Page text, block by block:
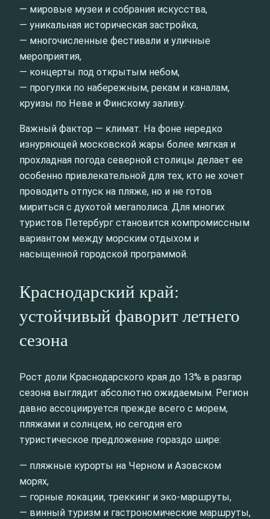
— мировые музеи и собрания искусства,
— уникальная историческая застройка,
— многочисленные фестивали и уличные
мероприятия,
— концерты под открытым небом,
— прогулки по набережным, рекам и каналам,
круизы по Неве и Финскому заливу.
Важный фактор — климат. На фоне нередко
изнуряющей московской жары более мягкая и
прохладная погода северной столицы делает ее
особенно привлекательной для тех, кто не хочет
проводить отпуск на пляже, но и не готов
мириться с духотой мегаполиса. Для многих
туристов Петербург становится компромиссным
вариантом между морским отдыхом и
насыщенной городской программой.
Краснодарский край:
устойчивый фаворит летнего
сезона
Рост доли Краснодарского края до 13% в разгар
сезона выглядит абсолютно ожидаемым. Регион
давно ассоциируется прежде всего с морем,
пляжами и солнцем, но сегодня его
туристическое предложение гораздо шире:
— пляжные курорты на Черном и Азовском
морях,
— горные локации, треккинг и эко-маршруты,
— винный туризм и гастрономические маршруты,